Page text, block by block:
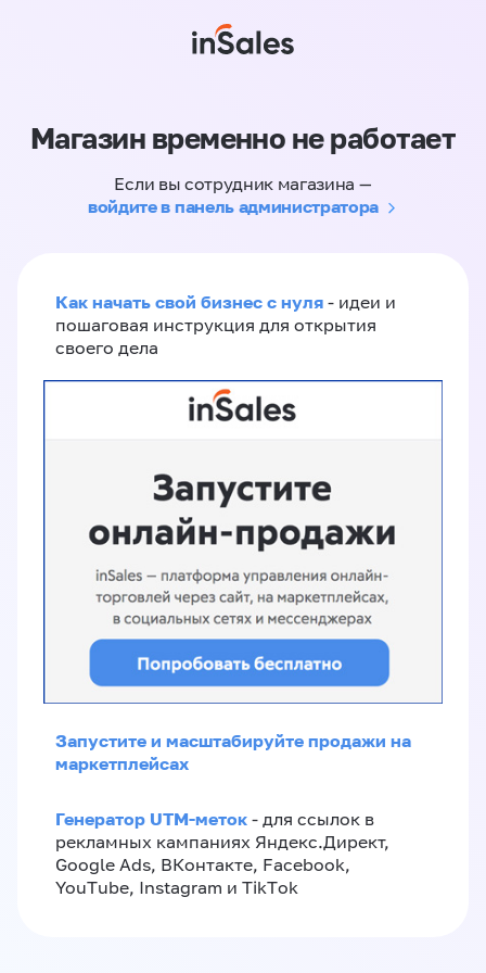
Магазин временно не работает
Если вы сотрудник магазина —
войдите в панель администратора
Как начать свой бизнес с нуля - идеи и
пошаговая инструкция для открытия
своего дела
Запустите и масштабируйте продажи на
маркетплейсах
Генератор UTM-меток - для ссылок в
рекламных кампаниях Яндекс.Директ,
Google Ads, ВКонтакте, Facebook,
YouTube, Instagram и TikTok